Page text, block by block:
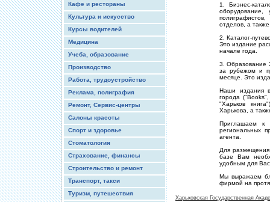
Кафе и рестораны
Культура и искусство
Курсы водителей
Медицина
Учеба, образование
Производство
Работа, трудоустройство
Реклама, полиграфия
Ремонт, Сервис-центры
Салоны красоты
Спорт и здоровье
Стоматология
Страхование, финансы
Строительство и ремонт
Транспорт, такси
Туризм, путешествия
1. Бизнес-
оборудование,
отделов, а
2. Каталог-
Это издание
начале года.
3. Образование
за рубежом и
месяце. Это
Наши издания
города
"Харьков
Харькова, а
Приглашаем к
региональных
агента.
Для
базе Вам
удобным для
Мы выражаем
фирмой на
Харьковская Государственная